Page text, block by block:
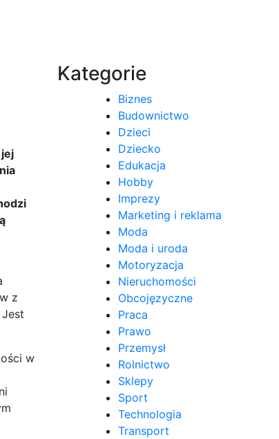
z
w
Kategorie
Biznes
Budownictwo
Dzieci
Dziecko
Edukacja
Hobby
Imprezy
Marketing i reklama
Moda
Moda i uroda
Motoryzacja
Nieruchomości
Obcojęzyczne
Praca
Prawo
Przemysł
Rolnictwo
Sklepy
Sport
Technologia
Transport